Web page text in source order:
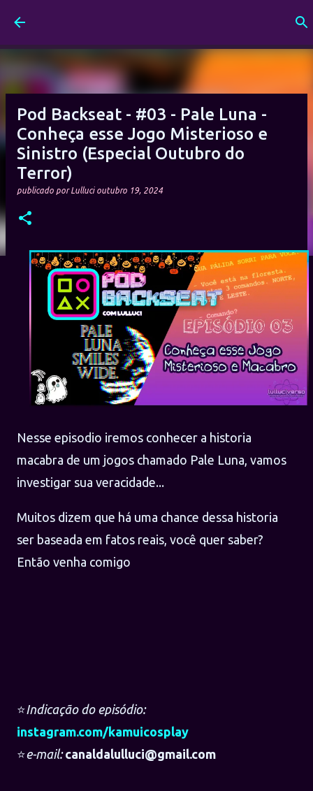
Pod Backseat - #03 - Pale Luna -
Conheça esse Jogo Misterioso e
Sinistro (Especial Outubro do
Terror)
publicado porLulluci outubro 19, 2024
Nesse episodio iremos conhecer a historia
macabra de um jogos chamado Pale Luna, vamos
investigar sua veracidade...
Muitos dizem que há uma chance dessa historia
ser baseada em fatos reais, você quer saber?
Então venha comigo
⭐Indicação do episódio:⁠
⁠instagram.com/kamuicosplay⁠⁠⁠⁠⁠
⭐e-mail: canaldalulluci@gmail.com